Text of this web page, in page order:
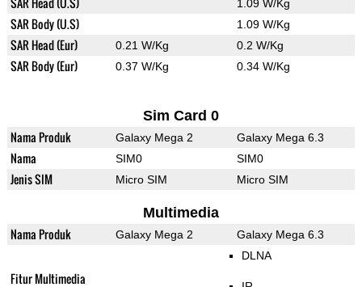
1.09 W/Kg
SAR Body (U.S) 1.09 W/Kg
SAR Head (Eur) 0.21 W/Kg 0.2 W/Kg
SAR Body (Eur) 0.37 W/Kg 0.34 W/Kg
Sim Card 0
Nama Produk Galaxy Mega 2 Galaxy Mega 6.3
Nama SIM0 SIM0
Jenis SIM Micro SIM Micro SIM
Multimedia
Nama Produk Galaxy Mega 2 Galaxy Mega 6.3
Fitur Multimedia
DLNA